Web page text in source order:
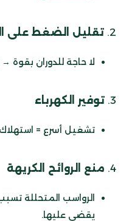
2. تقليل الضغط على
لا حاجة للدوران
3. توفير الكهرباء
تشغيل أسرع =
4. منع الروائح الكريهة
الرواسب المتحللة
يقضي عليها.